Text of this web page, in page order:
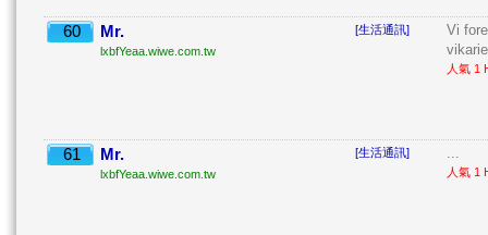
60 Mr.
lxbfYeaa.wiwe.com.tw
[生活通訊]
Vi
人氣 1
61 Mr.
lxbfYeaa.wiwe.com.tw
[生活通訊] ...
人氣 1